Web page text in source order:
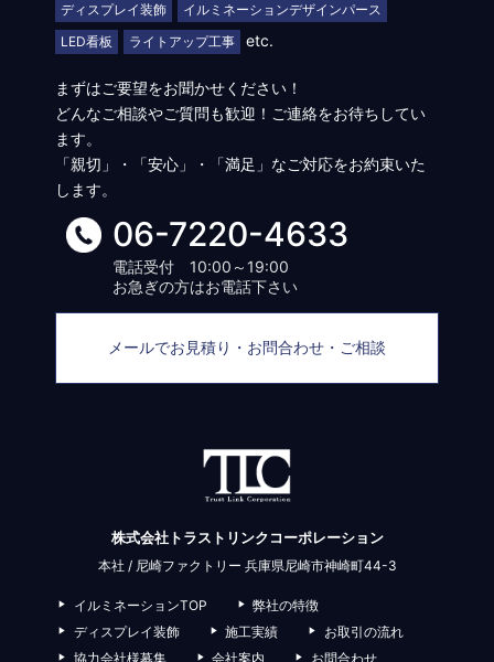
ディスプレイ装飾
イルミネーションデザインパース
LED看板
ライトアップ工事 etc.
まずはご要望をお聞かせください！
どんなご相談やご質問も歓迎！ご連絡をお待ちしてい
ます。
「親切」・「安心」・「満足」なご対応をお約束いた
します。
06-7220-4633
電話受付 10:00～19:00
お急ぎの方はお電話下さい
メールでお見積り・お問合わせ・ご相談
株式会社トラストリンクコーポレーション
本社 / 尼崎ファクトリー 兵庫県尼崎市神崎町44-3
イルミネーションTOP
弊社の特徴
ディスプレイ装飾
施工実績
お取引の流れ
協力会社様募集
会社案内 お問合わせ